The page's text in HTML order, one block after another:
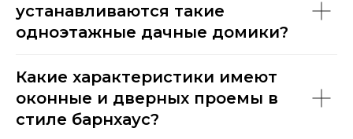
устанавливаются такие
одноэтажные дачные домики?
Какие характеристики имеют
оконные и дверных проемы в
стиле барнхаус?